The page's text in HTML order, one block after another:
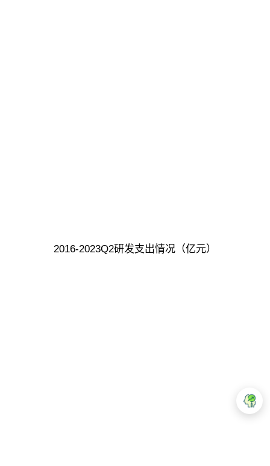
2016-2023Q2研发支出情况（亿元）